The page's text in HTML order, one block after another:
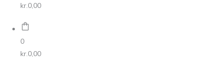
kr. 0,00
0
kr. 0,00